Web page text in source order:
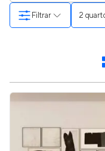
2
Filtrar